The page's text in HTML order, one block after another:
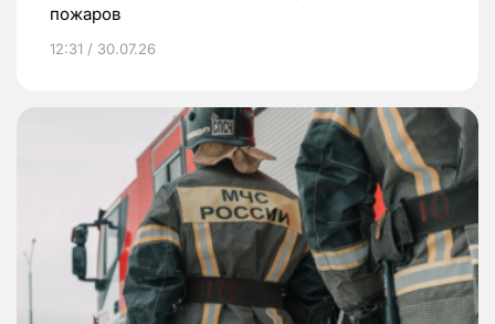
пожаров
12:31 / 30.07.26